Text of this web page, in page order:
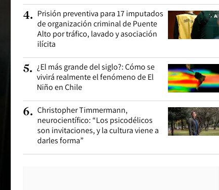
4. Prisión preventiva para 17 imputados
de organización criminal de Puente
Alto por tráfico, lavado y asociación
ilícita
5. ¿El más grande del siglo?: Cómo se
vivirá realmente el fenómeno de El
Niño en Chile
6. Christopher Timmermann,
neurocientífico: “Los psicodélicos
son invitaciones, y la cultura viene a
darles forma”